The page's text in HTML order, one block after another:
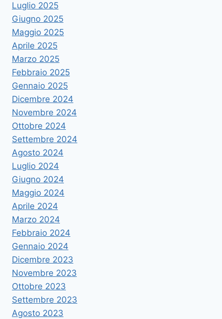
Luglio 2025
Giugno 2025
Maggio 2025
Aprile 2025
Marzo 2025
Febbraio 2025
Gennaio 2025
Dicembre 2024
Novembre 2024
Ottobre 2024
Settembre 2024
Agosto 2024
Luglio 2024
Giugno 2024
Maggio 2024
Aprile 2024
Marzo 2024
Febbraio 2024
Gennaio 2024
Dicembre 2023
Novembre 2023
Ottobre 2023
Settembre 2023
Agosto 2023